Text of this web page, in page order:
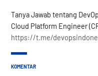
Tanya Jawab tentang
Cloud Platform Engineer
https://t.me/
KOMENTAR